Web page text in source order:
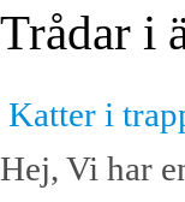
Trådar i
Katter i
Hej, Vi har